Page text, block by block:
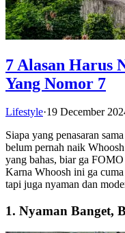
7 Alasan Harus
Yang Nomor 7
Lifestyle·19 December
Siapa yang penasaran
belum pernah naik
yang bahas, biar ga
Karna Whoosh ini ga
tapi juga nyaman dan
1. Nyaman Banget,